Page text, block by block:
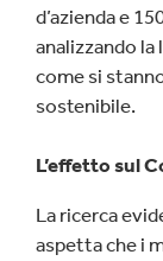
d’azienda e
analizzando
come si
sostenibile.
L’effetto sul
La ricerca
aspetta che i